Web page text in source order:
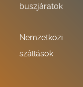
buszjáratok
Nemzetközi
szállások